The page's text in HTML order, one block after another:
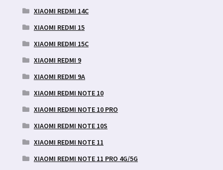
XIAOMI REDMI 14C
XIAOMI REDMI 15
XIAOMI REDMI 15C
XIAOMI REDMI 9
XIAOMI REDMI 9A
XIAOMI REDMI NOTE 10
XIAOMI REDMI NOTE 10 PRO
XIAOMI REDMI NOTE 10S
XIAOMI REDMI NOTE 11
XIAOMI REDMI NOTE 11 PRO 4G/5G